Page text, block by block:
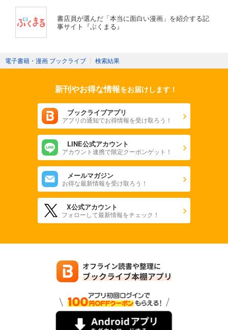
書店員が選んだ「本当に面白い漫画」を紹介する記
事サイト『ぶくまる』
電子書籍・漫画 ブックライブ 〉 検索結果
新刊やお得な情報をお届けします！
ブックライブアプリ
アプリの通知でお得情報を受け取ろう！
LINE公式アカウント
アカウント連携で限定クーポンゲット！
メールマガジン
お得な最新情報を受け取ろう！
X公式アカウント
フォローして最新情報をチェック！